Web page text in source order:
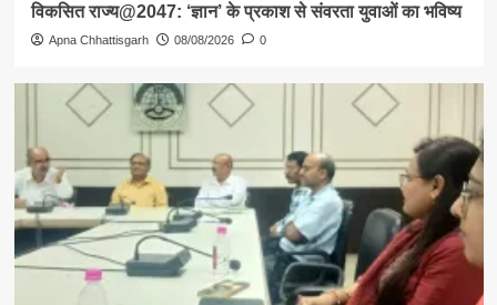
विकसित राज्य@2047: ‘ज्ञान’ के प्रकाश से संवरता युवाओं का भविष्य
Apna Chhattisgarh 08/08/2026 0